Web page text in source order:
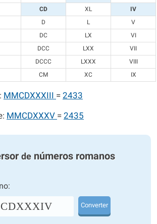
CD XL
IV
D L
V
DC LX
VI
DCC LXX
VII
DCCC LXXX
VIII
CM XC IX
MMCDXXXIII = 2433
MMCDXXXV = 2435
de números romanos
Converter